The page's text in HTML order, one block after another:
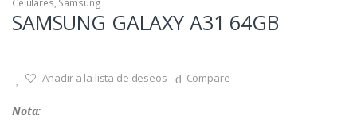
Celulares, Samsung
SAMSUNG GALAXY A31 64GB
Añadir a la lista de deseos Compare
Nota: